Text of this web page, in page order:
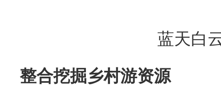
蓝天白
整合挖掘乡村游资源